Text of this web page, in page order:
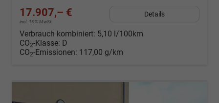
17.907,– €
incl. 19% MwSt.
Details
Verbrauch kombiniert: 5,10 l/100km
CO2-Klasse: D
CO2-Emissionen: 117,00 g/km